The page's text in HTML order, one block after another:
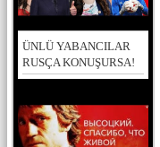
ÜNLÜ YABANCILAR
RUSÇA KONUŞURSA!